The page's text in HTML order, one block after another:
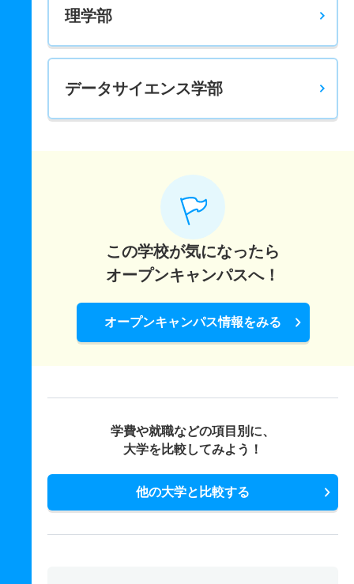
理学部
データサイエンス学部
この学校が気になったら
オープンキャンパスへ！
オープンキャンパス情報をみる
学費や就職などの項目別に、
大学を比較してみよう！
他の大学と比較する